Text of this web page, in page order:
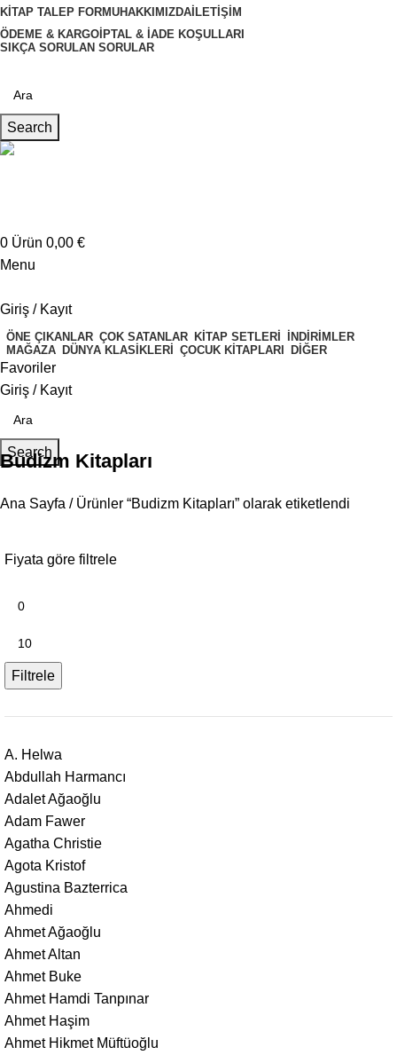
KITAP TALEP FORMUHAKKIMIZDA İLETIŞIM
ÖDEME & KARGO İPTAL & İADE KOŞULLARI
SIKÇA SORULAN SORULAR
Search
0 Ürün 0,00 €
Menu
Giriş / Kayıt
ÖNE ÇIKANLAR ÇOK SATANLAR KITAP SETLERI İNDIRIMLER
MAĞAZA DÜNYA KLASIKLERI ÇOCUK KITAPLARI DIĞER
Favoriler
Giriş / Kayıt
Search
Budizm Kitapları
Ana Sayfa Ürünler “Budizm Kitapları” olarak etiketlendi
Fiyata göre filtrele
Filtrele
A. Helwa
Abdullah Harmancı
Adalet Ağaoğlu
Adam Fawer
Agatha Christie
Agota Kristof
Agustina Bazterrica
Ahmedi
Ahmet Ağaoğlu
Ahmet Altan
Ahmet Buke
Ahmet Hamdi Tanpınar
Ahmet Haşim
Ahmet Hikmet Müftüoğlu